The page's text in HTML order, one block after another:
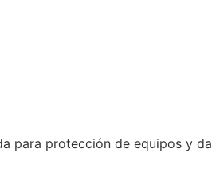
para protección de equipos y